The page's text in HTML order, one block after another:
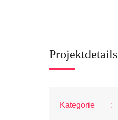
Projektdetails
Kategorie :